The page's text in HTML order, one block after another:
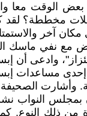
الوقت معا
لقد
آخر
مع نفي
مثيرا
وأشارت
ذلك النوع.